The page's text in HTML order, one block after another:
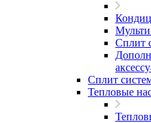
Сплит
Сплит
Тепловые